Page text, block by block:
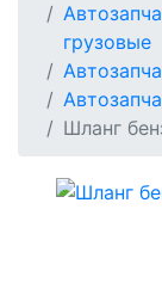
грузовые
Шланг